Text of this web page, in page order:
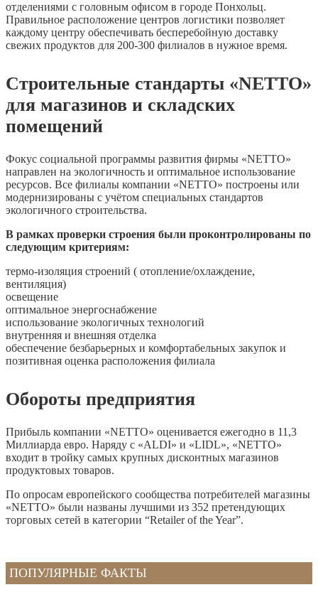
отделениями с головным офисом в городе Понхольц.
Правильное расположение центров логистики позволяет
каждому центру обеспечивать бесперебойную доставку
свежих продуктов для 200-300 филиалов в нужное время.
Строительные стандарты «NETTO»
для магазинов и складских
помещений
Фокус социальной программы развития фирмы «NETTO»
направлен на экологичность и оптимальное использование
ресурсов. Все филиалы компании «NETTO» построены или
модернизированы с учётом специальных стандартов
экологичного строительства.
В рамках проверки строения были проконтролированы по
следующим критериям:
термо-изоляция строений ( отопление/охлаждение,
вентиляция)
освещение
оптимальное энергоснабжение
использование экологичных технологий
внутренняя и внешняя отделка
обеспечение безбарьерных и комфортабельных закупок и
позитивная оценка расположения филиала
Обороты предприятия
Прибыль компании «NETTO» оценивается ежегодно в 11,3
Миллиарда евро. Наряду с «ALDI» и «LIDL», «NETTO»
входит в тройку самых крупных дисконтных магазинов
продуктовых товаров.
По опросам европейского сообщества потребителей магазины
«NETTO» были названы лучшими из 352 претендующих
торговых сетей в категории “Retailer of the Year”.
ПОПУЛЯРНЫЕ ФАКТЫ